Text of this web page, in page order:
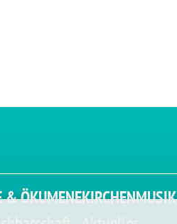
& ÖKUMENEKIRCHENMUSIK